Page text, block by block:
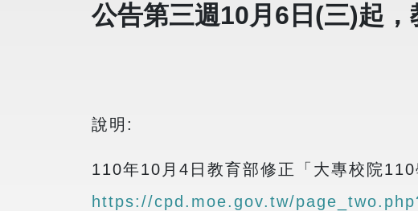
公告第三週10月6日(三)起
說明:
110年10月4日教育部修正「大專校院
https://cpd.moe.gov.tw/